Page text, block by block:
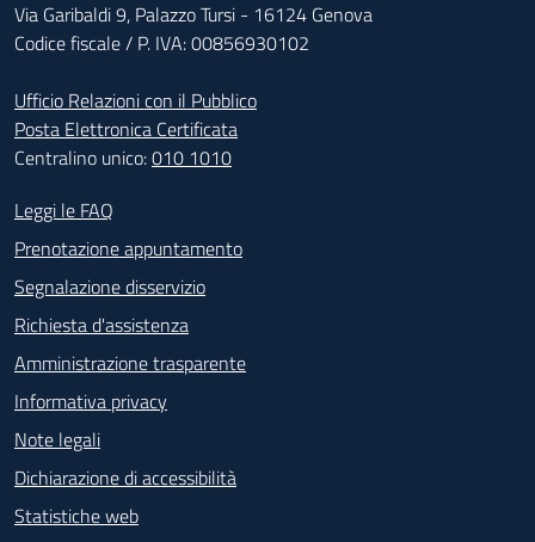
Via Garibaldi 9, Palazzo Tursi - 16124 Genova
Codice fiscale / P. IVA: 00856930102
Ufficio Relazioni con il Pubblico
Posta Elettronica Certificata
Centralino unico:010 1010
Footer - Contatti
Leggi le FAQ
Prenotazione appuntamento
Segnalazione disservizio
Richiesta d'assistenza
Amministrazione trasparente
Informativa privacy
Note legali
Dichiarazione di accessibilità
Statistiche web